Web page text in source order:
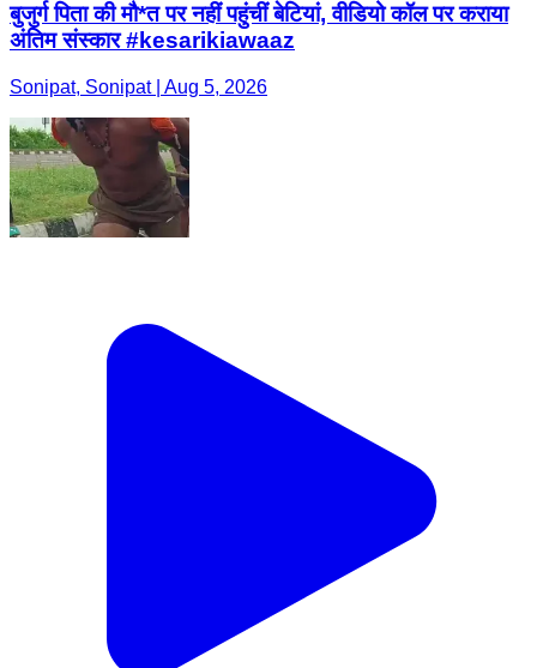
बुजुर्ग पिता की मौ*त पर नहीं पहुंचीं बेटियां, वीडियो कॉल पर कराया
अंतिम संस्कार #kesarikiawaaz
Sonipat, Sonipat | Aug 5, 2026